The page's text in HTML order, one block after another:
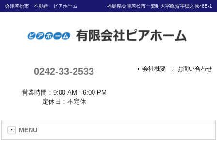
会津若松市 不動産 ピアホーム 福島県会津若松市一箕町大字亀賀字郷之原465-1
0242-33-2533
営業時間：9:00 AM - 6:00 PM
定休日：不定休
会社概要 お問い合わせ
MENU